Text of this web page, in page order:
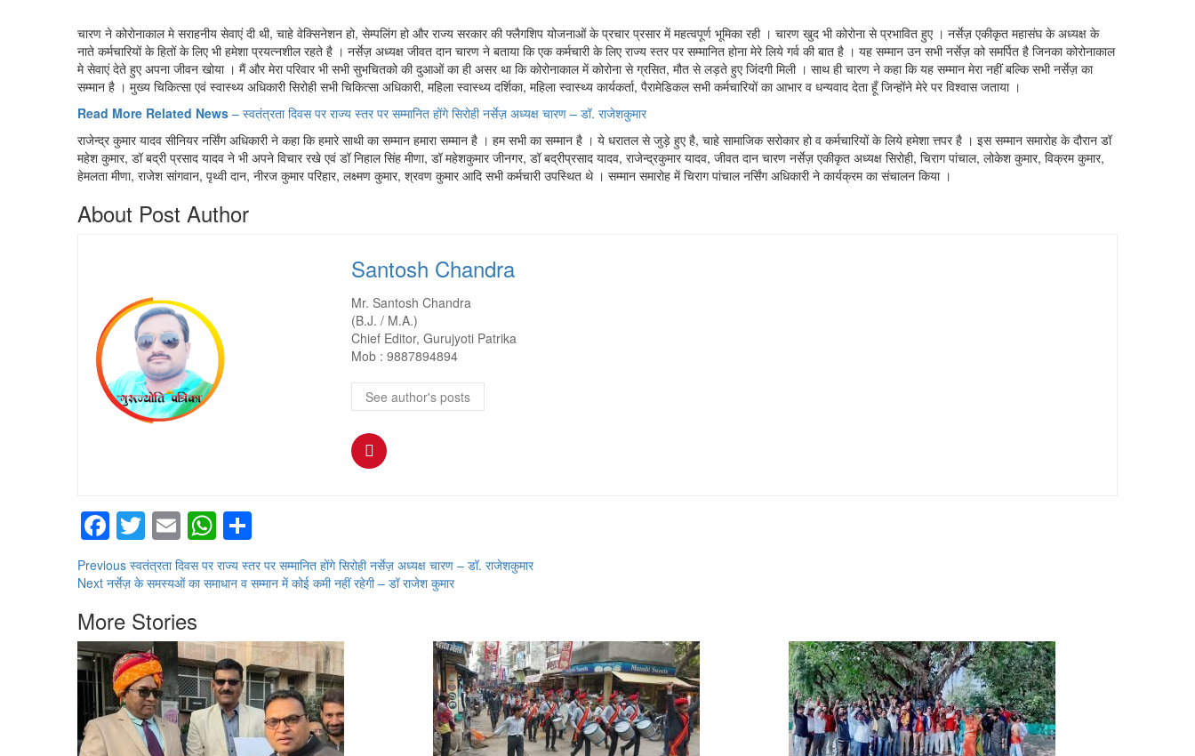
चारण ने कोरोनाकाल मे सराहनीय सेवाएं दी थी, चाहे वेक्सिनेशन हो, सेम्पलिंग हो और राज्य सरकार की फ्लैगशिप योजनाओं के प्रचार प्रसार में महत्वपूर्ण भूमिका रही । चारण खुद भी कोरोना से प्रभावित हुए । नर्सेज़ एकीकृत महासंघ के अध्यक्ष के
नाते कर्मचारियों के हितों के लिए भी हमेशा प्रयत्नशील रहते है । नर्सेज़ अध्यक्ष जीवत दान चारण ने बताया कि एक कर्मचारी के लिए राज्य स्तर पर सम्मानित होना मेरे लिये गर्व की बात है । यह सम्मान उन सभी नर्सेज़ को समर्पित है जिनका कोरोनाकाल
मे सेवाएं देते हुए अपना जीवन खोया । मैं और मेरा परिवार भी सभी सुभचितको की दुआओं का ही असर था कि कोरोनाकाल में कोरोना से ग्रसित, मौत से लड़ते हुए जिंदगी मिली । साथ ही चारण ने कहा कि यह सम्मान मेरा नहीं बल्कि सभी नर्सेज़ का
सम्मान है । मुख्य चिकित्सा एवं स्वास्थ्य अधिकारी सिरोही सभी चिकित्सा अधिकारी, महिला स्वास्थ्य दर्शिका, महिला स्वास्थ्य कार्यकर्ता, पैरामेडिकल सभी कर्मचारियों का आभार व धन्यवाद देता हूँ जिन्होंने मेरे पर विश्वास जताया ।
Read More Related News – स्वतंत्रता दिवस पर राज्य स्तर पर सम्मानित होंगे सिरोही नर्सेज़ अध्यक्ष चारण – डॉ. राजेशकुमार
राजेन्द्र कुमार यादव सीनियर नर्सिंग अधिकारी ने कहा कि हमारे साथी का सम्मान हमारा सम्मान है । हम सभी का सम्मान है । ये धरातल से जुड़े हुए है, चाहे सामाजिक सरोकार हो व कर्मचारियों के लिये हमेशा त्तपर है । इस सम्मान समारोह के दौरान डॉ
महेश कुमार, डॉ बद्री प्रसाद यादव ने भी अपने विचार रखे एवं डॉ निहाल सिंह मीणा, डॉ महेशकुमार जीनगर, डॉ बद्रीप्रसाद यादव, राजेन्द्रकुमार यादव, जीवत दान चारण नर्सेज़ एकीकृत अध्यक्ष सिरोही, चिराग पांचाल, लोकेश कुमार, विक्रम कुमार,
हेमलता मीणा, राजेश सांगवान, पृथ्वी दान, नीरज कुमार परिहार, लक्ष्मण कुमार, श्रवण कुमार आदि सभी कर्मचारी उपस्थित थे । सम्मान समारोह में चिराग पांचाल नर्सिंग अधिकारी ने कार्यक्रम का संचालन किया ।
About Post Author
Santosh Chandra
Mr. Santosh Chandra
(B.J. / M.A.)
Chief Editor, Gurujyoti Patrika
Mob : 9887894894
See author's posts
Facebook
Twitter
EmailWhatsApp
Continue
Reading
Previous स्वतंत्रता दिवस पर राज्य स्तर पर सम्मानित होंगे सिरोही नर्सेज़ अध्यक्ष चारण – डॉ. राजेशकुमार
Next नर्सेज़ के समस्यओं का समाधान व सम्मान में कोई कमी नहीं रहेगी – डॉ राजेश कुमार
More Stories